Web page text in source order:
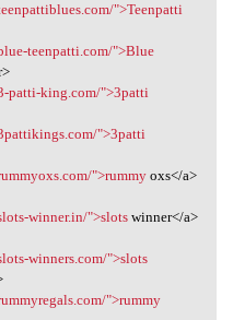
">Teenpatti
teenpatti.com/">Blue
patti-king.com/">3patti
">3patti
">rummyoxs</a>
winner.in/">slotswinner</a>
winners.com/">slots
">rummy